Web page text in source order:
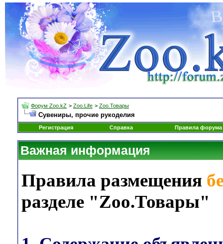
Форум Zoo.kZ > Zoo.Life > Zoo.Товары
Сувениры, прочие рукоделия
Регистрация Справка Правила форума
Важная информация
Правила размещения
разделе "Zoo.Товары"